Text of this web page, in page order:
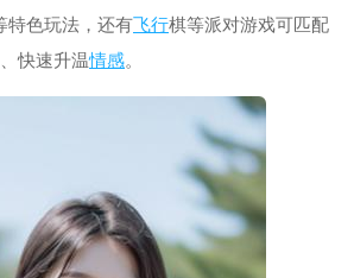
特色玩法，还有飞行棋等派对游戏可匹配
快速升温情感。